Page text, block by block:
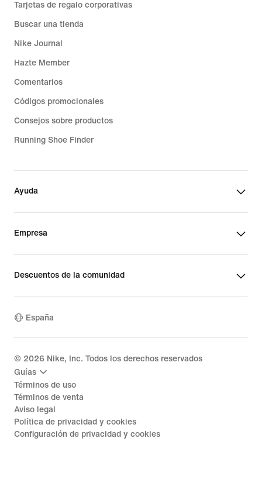
Tarjetas de regalo corporativas
Buscar una tienda
Nike Journal
Hazte Member
Comentarios
Códigos promocionales
Consejos sobre productos
Running Shoe Finder
Ayuda
Empresa
Descuentos de la comunidad
España
© 2026 Nike, Inc. Todos los derechos reservados
Guías
Términos de uso
Términos de venta
Aviso legal
Política de privacidad y cookies
Configuración de privacidad y cookies